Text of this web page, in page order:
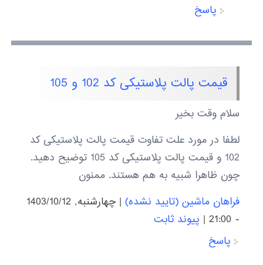
پاسخ
قیمت پالت پلاستیکی کد 102 و 105
سلام وقت بخیر
لطفا در مورد علت تفاوت قیمت پالت پلاستیکی کد
102 و قیمت پالت پلاستیکی کد 105 توضیح دهید.
چون ظاهرا شبیه به هم هستند. ممنون
فراهان ماشین (تایید نشده)|
چهارشنبه, 1403/10/12
- 21:00
| پیوند ثابت
پاسخ